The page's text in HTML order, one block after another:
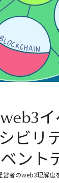
イ
ビリ
ント
営者のweb3理解度